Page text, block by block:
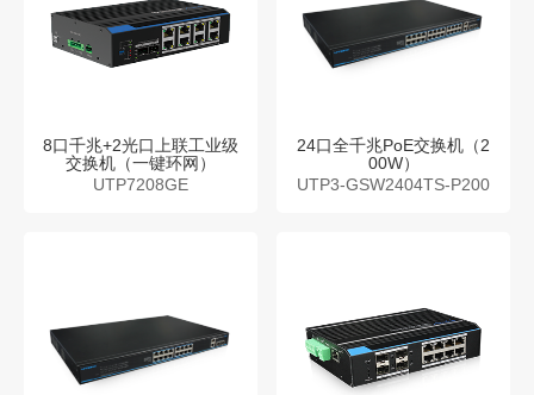
8口千兆+2光口上联工业级
交换机（一键环网）
UTP7208GE
24口全千兆PoE交换机（2
00W）
UTP3-GSW2404TS-P200